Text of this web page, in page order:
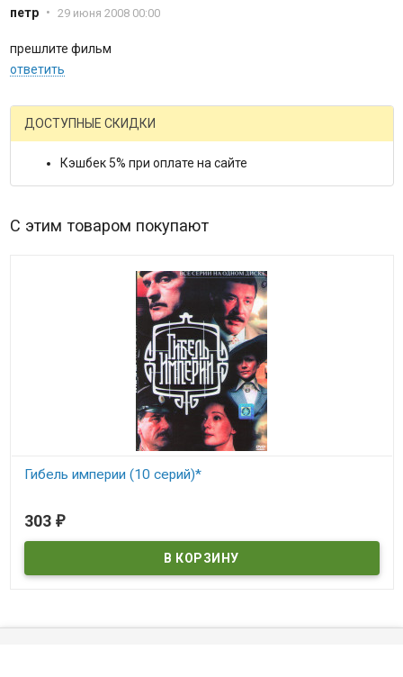
петр • 29 июня 2008 00:00
прешлите фильм
ответить
ДОСТУПНЫЕ СКИДКИ
Кэшбек 5% при оплате на сайте
С этим товаром покупают
Гибель империи (10 серий)*
303 ₽